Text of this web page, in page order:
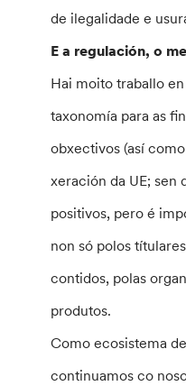
de ilegalidade e
E a regulación, o
Hai moito traballo
taxonomía para as
obxectivos (así
xeración da UE; sen
positivos, pero é
non só polos
contidos, polas
produtos.
Como ecosistema
continuamos co